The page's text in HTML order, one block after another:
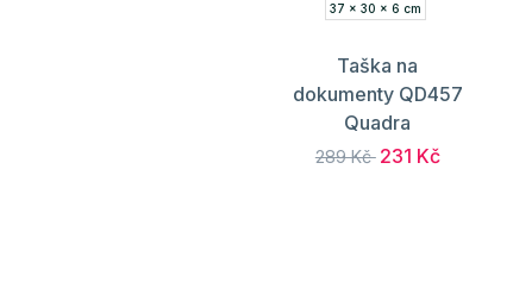
37 x 30 x 6 cm
Taška na
dokumenty QD457
Quadra
289 Kč 231 Kč